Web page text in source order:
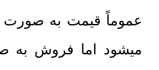
عموماً قیمت به
میشود اما فروش به